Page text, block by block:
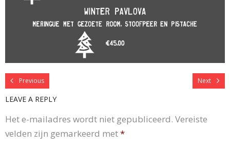
Previous Next
LEAVE A REPLY
Het e-mailadres wordt niet gepubliceerd. Vereiste
velden zijn gemarkeerd met*